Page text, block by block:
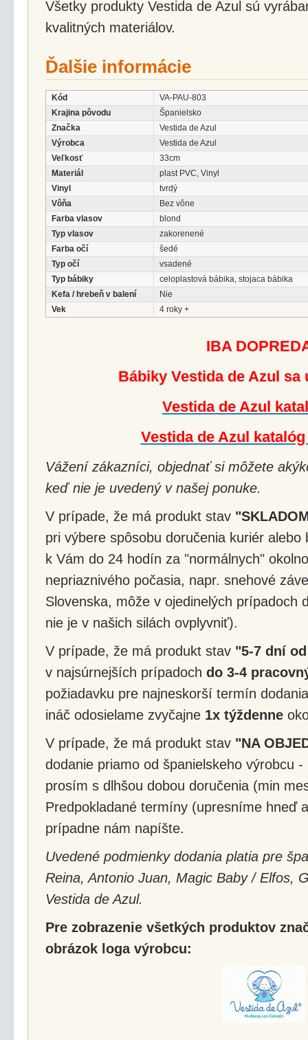
Všetky produkty Vestida de Azul sú
kvalitných materiálov.
Ďalšie informácie
Kód
VA-PAU-803
Krajina pôvodu
Španielsko
Značka
Vestida de Azul
Výrobca
Vestida de Azul
Veľkosť
33cm
Materiál
plast PVC, Vinyl
Vinyl
tvrdý
Vôňa
Bez vône
Farba vlasov
blond
Typ vlasov
zakorenené
Farba očí
šedé
Typ očí
vsadené
Typ bábiky
celoplastová bábika, stojaca bábika
Kefa / hrebeň v balení
Nie
Vek
4 roky +
IBA
Bábiky Vestida de Azul sa
Vestida de Azul
Vestida de Azul
Vážení zákazníci, objednať si môžete
keď nie je uvedený v našej ponuke.
V prípade, že má produkt stav
pri výbere spôsobu doručenia kuriér
k Vám do 24 hodín za "normálnych"
nepriaznivého počasia, napr. snehové
Slovenska, môže v ojedinelých prípadoch
nie je v našich silách ovplyvniť).
V prípade, že má produkt stav "5-7 dní
v najsúrnejších prípadoch do 3-4
požiadavku pre najneskorší termín
ináč odosielame zvyčajne 1x týždenne
V prípade, že má produkt stav "NA
dodanie priamo od španielskeho výrobcu
prosím s dlhšou dobou doručenia (min
Predpokladané termíny (upresníme hneď
prípadne nám napíšte.
Uvedené podmienky dodania platia pre
Reina, Antonio Juan, Magic Baby / Elfos,
Vestida de Azul.
Pre zobrazenie všetkých produktov
obrázok loga výrobcu: